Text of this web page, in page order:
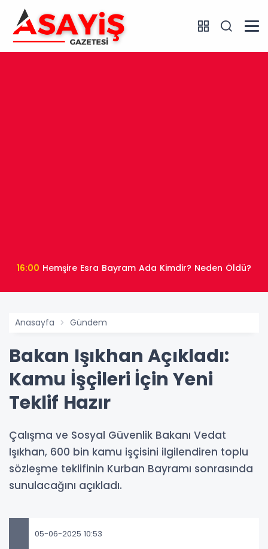
16:00 Hemşire Esra Bayram Ada Kimdir? Neden Öldü?
Anasayfa Gündem
Bakan Işıkhan Açıkladı:
Kamu İşçileri İçin Yeni
Teklif Hazır
Çalışma ve Sosyal Güvenlik Bakanı Vedat
Işıkhan, 600 bin kamu işçisini ilgilendiren toplu
sözleşme teklifinin Kurban Bayramı sonrasında
sunulacağını açıkladı.
05-06-2025 10:53